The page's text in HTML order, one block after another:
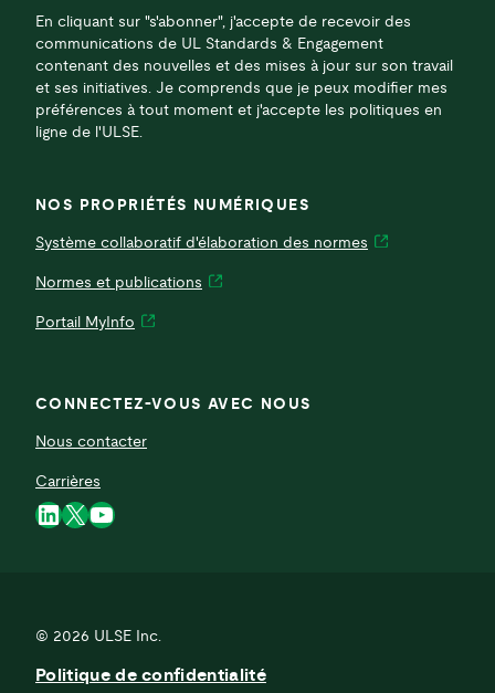
En cliquant sur "s'abonner", j'accepte de recevoir des
communications de UL Standards & Engagement
contenant des nouvelles et des mises à jour sur son travail
et ses initiatives. Je comprends que je peux modifier mes
préférences à tout moment et j'accepte les politiques en
ligne de l'ULSE.
NOS PROPRIÉTÉS NUMÉRIQUES
Système collaboratif d'élaboration des normes
Normes et publications
Portail MyInfo
CONNECTEZ-VOUS AVEC NOUS
Nous contacter
Carrières
LinkedIn
X YouTube
© 2026 ULSE Inc.
Politique de confidentialité